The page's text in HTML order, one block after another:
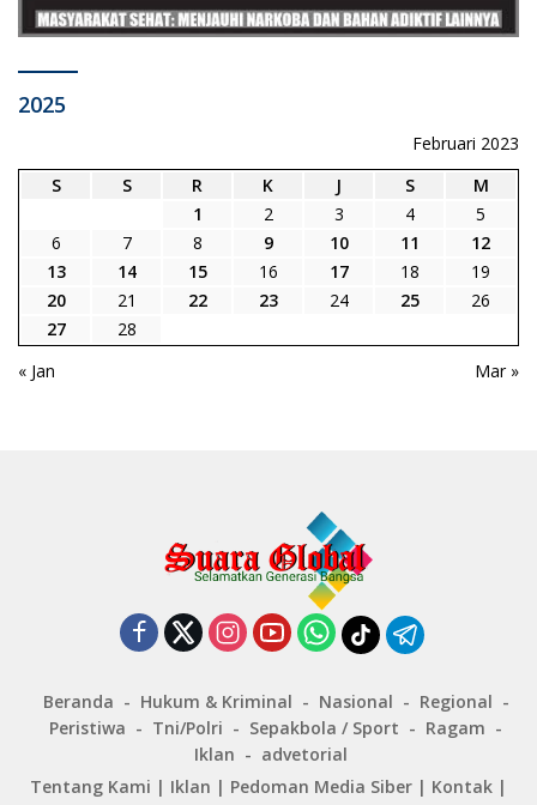
2025
Februari 2023
S
S R K J S
M
1
2 3 4
5
6
7 8 9 10 11
12
13
14 15 16 17 18
19
20
21 22 23 24 25
26
27
28
« Jan
Mar »
Beranda Hukum & Kriminal Nasional
Regional
Peristiwa
Tni/Polri Sepakbola / Sport
Ragam
Iklan
advetorial
Tentang Kami | Iklan | Pedoman Media Siber | Kontak |